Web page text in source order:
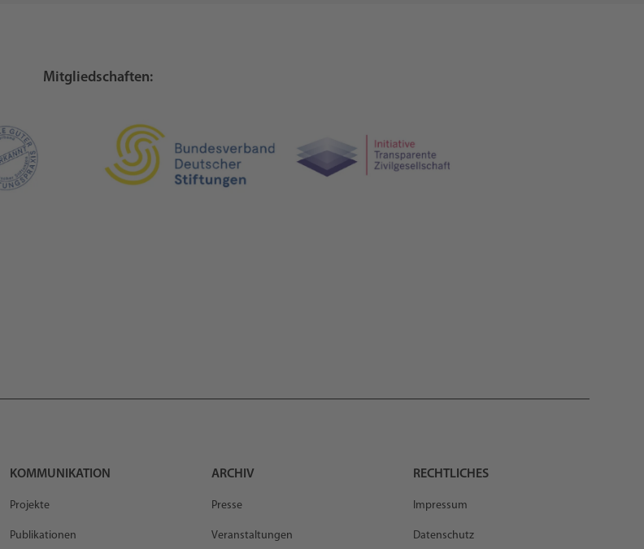
Mitgliedschaften:
KOMMUNIKATION
Projekte
Publikationen
ARCHIV
Presse
Veranstaltungen
RECHTLICHES
Impressum
Datenschutz